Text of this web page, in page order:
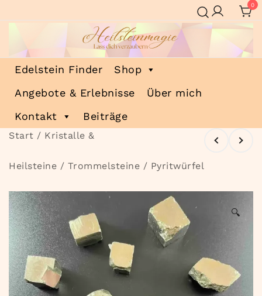
Inhalt
0
Heilsteinmagie
Lass dich verzaubern
Edelstein Finder
Shop
Angebote & Erlebnisse
Über mich
Kontakt
Beiträge
Start / Kristalle &
Heilsteine / Trommelsteine / Pyritwürfel
🔍